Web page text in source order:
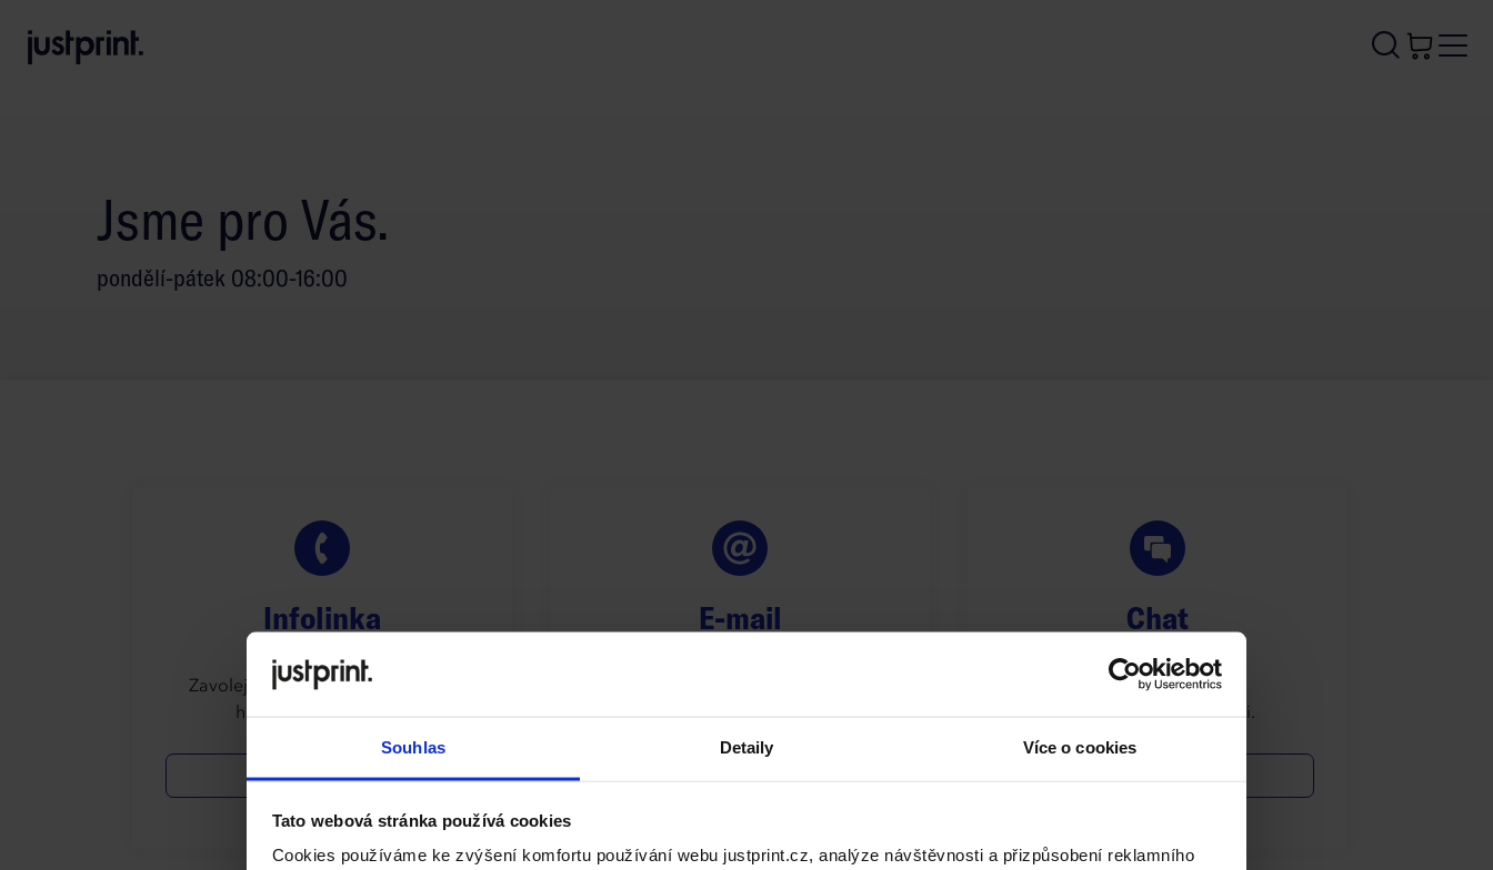
Souhlas Detaily Více o cookies
Tato webová stránka používá cookies
Cookies používáme ke zvýšení komfortu používání webu justprint.cz, analýze návštěvnosti a přizpůsobení reklamního
A
Jsme pro Vás.
pondělí-pátek 08:00-16:00
Infolinka
Zavolejte objednejte si bezplatný
hovor s konzultantem
555441555
E-mail Chat
Zanechte zprávu -
rozptýlíme pochybnosti.